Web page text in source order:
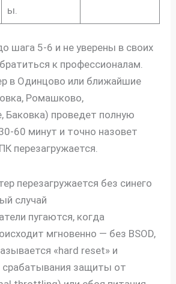
ы.
шага 5-6 и не уверены в своих
к профессионалам.
в Одинцово или ближайшие
Ромашково,
Баковка) проведет полную
60 минут и точно назовет
перезагружается.
перезагружается без синего
случай
пугаются, когда
мгновенно — без BSOD,
«hard reset» и
срабатывания защиты от